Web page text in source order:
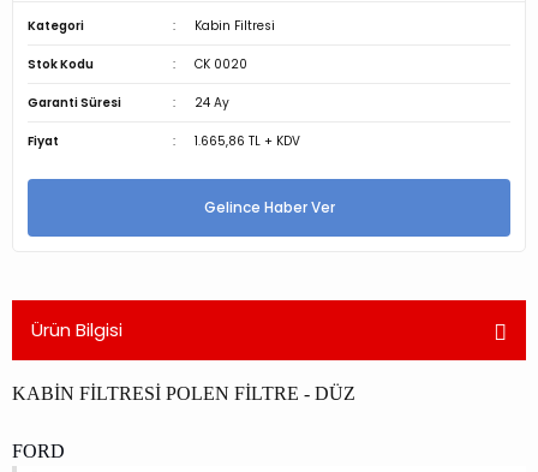
Kategori Kabin Filtresi
Stok Kodu CK 0020
Garanti Süresi 24 Ay
Fiyat 1.665,86 TL + KDV
Gelince Haber Ver
Ürün Bilgisi
KABİN FİLTRESİ POLEN FİLTRE - DÜZ
FORD